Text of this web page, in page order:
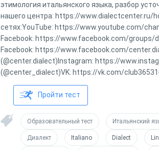
этимология итальянского языка, разбор
нашего центра: https://www.dialectcenter.ru/
сетях:YouTube: https://www.youtube.com/
Facebook: https://www.facebook.com/
Facebook: https://www.facebook.com/
(@center.dialect)Instagram: https://
(@center_dialect)VK: https://vk.com/
Пройти тест
Образовательный тест Итальянский
Диалект Italiano Dialect